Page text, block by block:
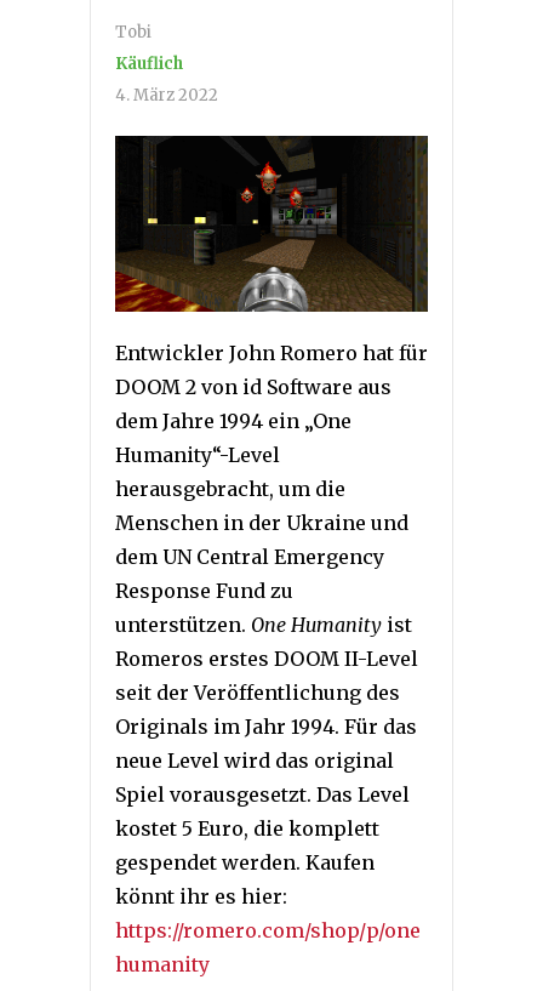
Tobi
Käuflich
4. März 2022
Entwickler John Romero hat für
DOOM 2 von id Software aus
dem Jahre 1994 ein „One
Humanity“-Level
herausgebracht, um die
Menschen in der Ukraine und
dem UN Central Emergency
Response Fund zu
unterstützen. One Humanity ist
Romeros erstes DOOM II-Level
seit der Veröffentlichung des
Originals im Jahr 1994. Für das
neue Level wird das original
Spiel vorausgesetzt. Das Level
kostet 5 Euro, die komplett
gespendet werden. Kaufen
könnt ihr es hier:
https://romero.com/shop/p/one
humanity